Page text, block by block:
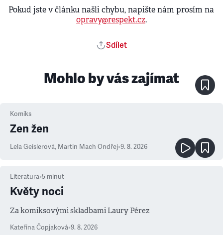
Pokud jste v článku našli chybu, napište nám prosím na
opravy@respekt.cz.
Sdílet
Mohlo by vás zajímat
Komiks
Zen žen
Lela Geislerová, Martin Mach Ondřej•9. 8. 2026
Literatura•5 minut
Květy noci
Za komiksovými skladbami Laury Pérez
Kateřina Čopjaková•9. 8. 2026